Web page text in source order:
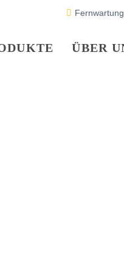
Fernwartung
ÜBER